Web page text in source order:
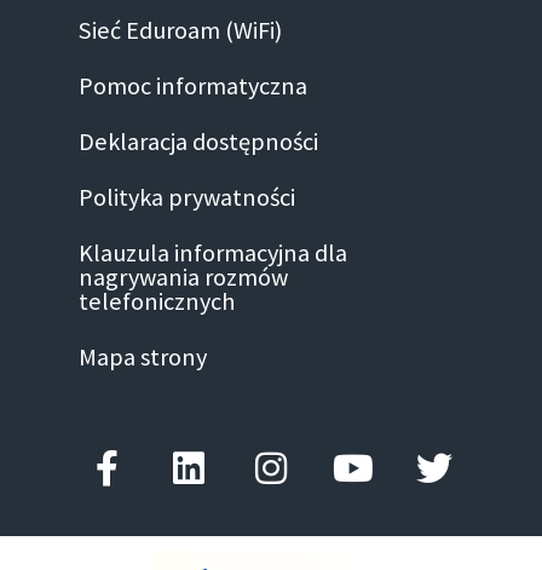
Sieć Eduroam (WiFi)
Pomoc informatyczna
Deklaracja dostępności
Polityka prywatności
Klauzula informacyjna dla
nagrywania rozmów
telefonicznych
Mapa strony
f